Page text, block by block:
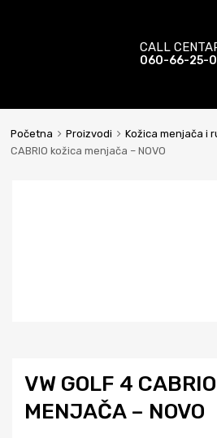
CALL
060-66-25-
Početna Proizvodi Kožica menjača i
CABRIO kožica menjača – NOVO
VW GOLF 4
MENJAČA – NOVO